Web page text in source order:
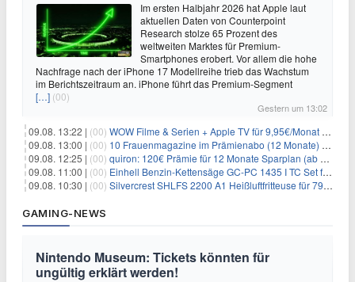
Im ersten Halbjahr 2026 hat Apple laut
aktuellen Daten von Counterpoint
Research stolze 65 Prozent des
weltweiten Marktes für Premium-
Smartphones erobert. Vor allem die hohe
Nachfrage nach der iPhone 17 Modellreihe trieb das Wachstum
im Berichtszeitraum an. iPhone führt das Premium-Segment
[…] (00)
Gestern um 13:02
09.08. 13:22 | (00) WOW Filme & Serien + Apple TV für 9,95€/Monat // Alles von WOW (Filme, Serien, Live-Sport) für 34,97€/Monat
09.08. 13:00 | (00) 10 Frauenmagazine im Prämienabo (12 Monate) mit Prämien bis zu 225€
09.08. 12:25 | (00) quiron: 120€ Prämie für 12 Monate Sparplan (ab 100€/Monat)
09.08. 11:00 | (00) Einhell Benzin-Kettensäge GC-PC 1435 I TC Set für 99,99€
09.08. 10:30 | (00) Silvercrest SHLFS 2200 A1 Heißluftfritteuse für 79,99€ – Grill & Räucherfunktion
GAMING-NEWS
Nintendo Museum: Tickets könnten für
ungültig erklärt werden!